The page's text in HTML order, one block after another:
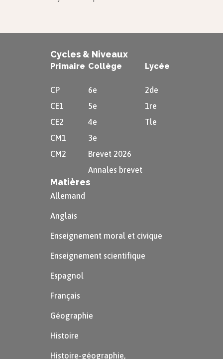
Cycles & Niveaux
Primaire
CP
CE1
CE2
CM1
CM2
Collège
6e
5e
4e
3e
Brevet 2026
Annales brevet
Lycée
2de
1re
Tle
Matières
Allemand
Anglais
Enseignement moral et civique
Enseignement scientifique
Espagnol
Français
Géographie
Histoire
Histoire-géographie,